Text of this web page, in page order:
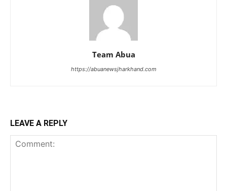
Team Abua
https://abuanewsjharkhand.com
LEAVE A REPLY